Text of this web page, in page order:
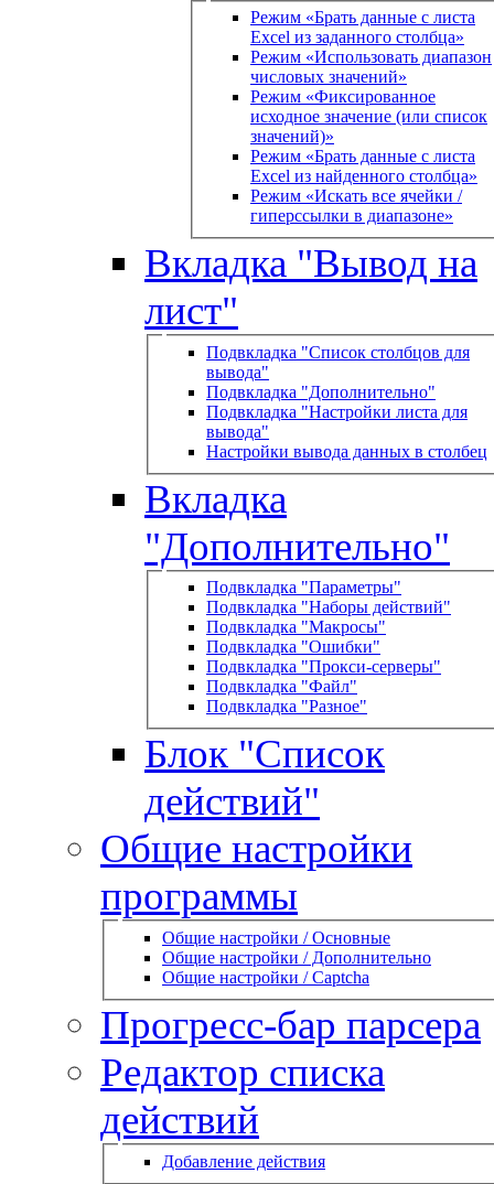
Режим «Брать данные с листа
Excel из заданного столбца»
Режим «Использовать диапазон
числовых значений»
Режим «Фиксированное
исходное значение (или список
значений)»
Режим «Брать данные с листа
Excel из найденного столбца»
Режим «Искать все ячейки /
гиперссылки в диапазоне»
Вкладка "Вывод на
лист"
Подвкладка "Список столбцов для
вывода"
Подвкладка "Дополнительно"
Подвкладка "Настройки листа для
вывода"
Настройки вывода данных в столбец
Вкладка
"Дополнительно"
Подвкладка "Параметры"
Подвкладка "Наборы действий"
Подвкладка "Макросы"
Подвкладка "Ошибки"
Подвкладка "Прокси-серверы"
Подвкладка "Файл"
Подвкладка "Разное"
Блок "Список
действий"
Общие настройки
программы
Общие настройки / Основные
Общие настройки / Дополнительно
Общие настройки / Captcha
Прогресс-бар парсера
Редактор списка
действий
Добавление действия